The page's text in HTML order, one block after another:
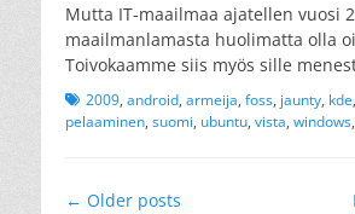
Mutta IT-maailmaa ajatellen vuosi
maailmanlamasta huolimatta olla
Toivokaamme siis myös sille
Tags2009, android, armeija, foss, jaunty, kde,
pelaaminen, suomi, ubuntu, vista, windows,
Post
← Older posts